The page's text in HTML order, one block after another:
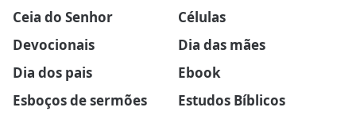
Ceia do Senhor
Células
Devocionais
Dia das mães
Dia dos pais
Ebook
Esboços de sermões
Estudos Bíblicos